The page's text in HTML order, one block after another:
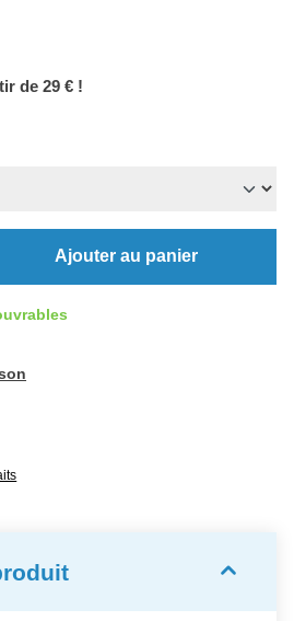
de 29 € !
: Entrez la quantité
Ajouter au panier